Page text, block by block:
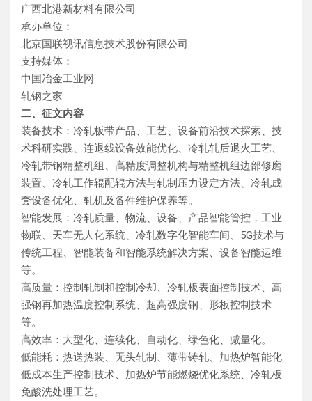
广西北港新材料有限公司
承办单位：
北京国联视讯信息技术股份有限公司
支持媒体：
中国冶金工业网
轧钢之家
二、征文内容
装备技术：冷轧板带产品、工艺、设备前沿技术探索、技
术科研实践、连退线设备效能优化、冷轧轧后退火工艺、
冷轧带钢精整机组、高精度调整机构与精整机组边部修磨
装置、冷轧工作辊配辊方法与轧制压力设定方法、冷轧成
套设备优化、轧机及备件维护保养等。
智能发展：冷轧质量、物流、设备、产品智能管控，工业
物联、天车无人化系统、冷轧数字化智能车间、5G技术与
传统工程、智能装备和智能系统解决方案、设备智能运维
等。
高质量：控制轧制和控制冷却、冷轧板表面控制技术、高
强钢再加热温度控制系统、超高强度钢、形板控制技术
等。
高效率：大型化、连续化、自动化、绿色化、减量化。
低能耗：热送热装、无头轧制、薄带铸轧、加热炉智能化
低成本生产控制技术、加热炉节能燃烧优化系统、冷轧板
免酸洗处理工艺。